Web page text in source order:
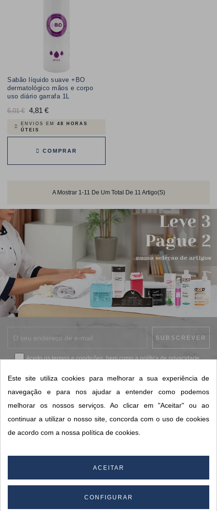
Sabão líquido suave +BO
dermatológico mãos e corpo
uso diário garrafa 1L
Preço
normal
6,01 € 4,81 €Preço
ENVIOS EM 48 HORAS
ÚTEIS
COMPRAR
A Mostrar 1-11 De Um Total De 11 Artigo(s)
Aceito ostermos e condições, bem como apolítica de privacidade.
CONTACTOS SORISA
Este site utiliza cookies para melhorar a sua experiência de
navegação e para nos ajudar a entender como podemos
melhorar os nossos serviços. Ao clicar em "Aceitar" ou ao
continuar a utilizar o nosso site, concorda com o uso de cookies
de acordo com a nossa política de cookies.
ACEITAR
CONFIGURAR